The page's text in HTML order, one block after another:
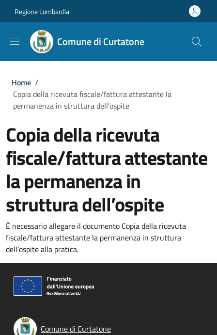
Regione Lombardia
Comune di Curtatone
Briciole di pane
Home /
Copia della ricevuta fiscale/fattura attestante la
permanenza in struttura dell’ospite
Copia della ricevuta
fiscale/fattura attestante
la permanenza in
struttura dell’ospite
È necessario allegare il documento Copia della ricevuta
fiscale/fattura attestante la permanenza in struttura
dell’ospite alla pratica.
Comune di Curtatone